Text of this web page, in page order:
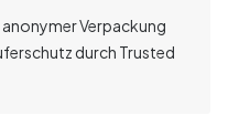
Verpackung
durch Trusted